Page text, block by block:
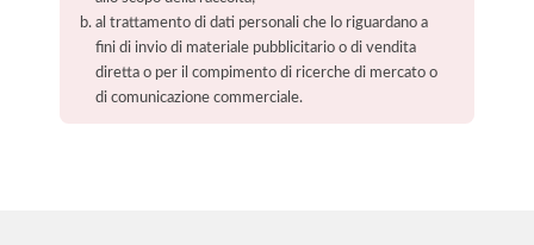
al trattamento di dati personali che lo riguardano a
fini di invio di materiale pubblicitario o di vendita
diretta o per il compimento di ricerche di mercato o
di comunicazione commerciale.